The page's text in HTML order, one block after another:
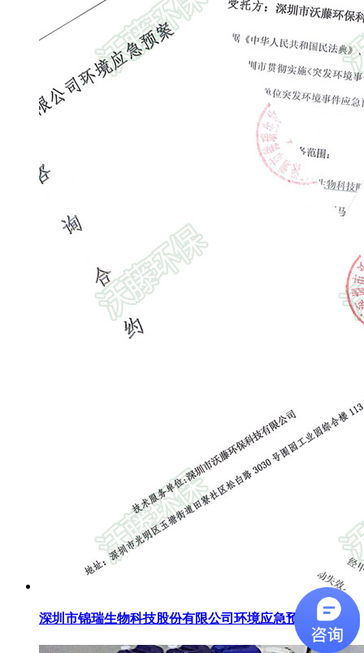
深圳市锦瑞生物科技股份有限公司环境应急预案